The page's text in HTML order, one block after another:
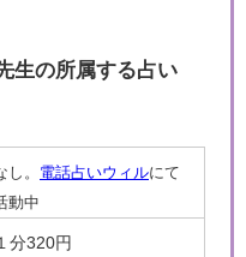
生の所属する占い
し。 電話占いウィルにて
動中
分320円